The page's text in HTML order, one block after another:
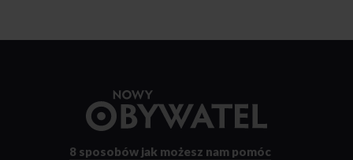
strony
8 sposobów jak możesz nam pomóc